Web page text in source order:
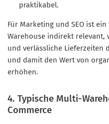
praktikabel.
Für Marketing und SEO ist
Warehouse indirekt relevant,
und verlässliche Lieferzeiten
und damit den Wert von
erhöhen.
4. Typische Multi-
Commerce